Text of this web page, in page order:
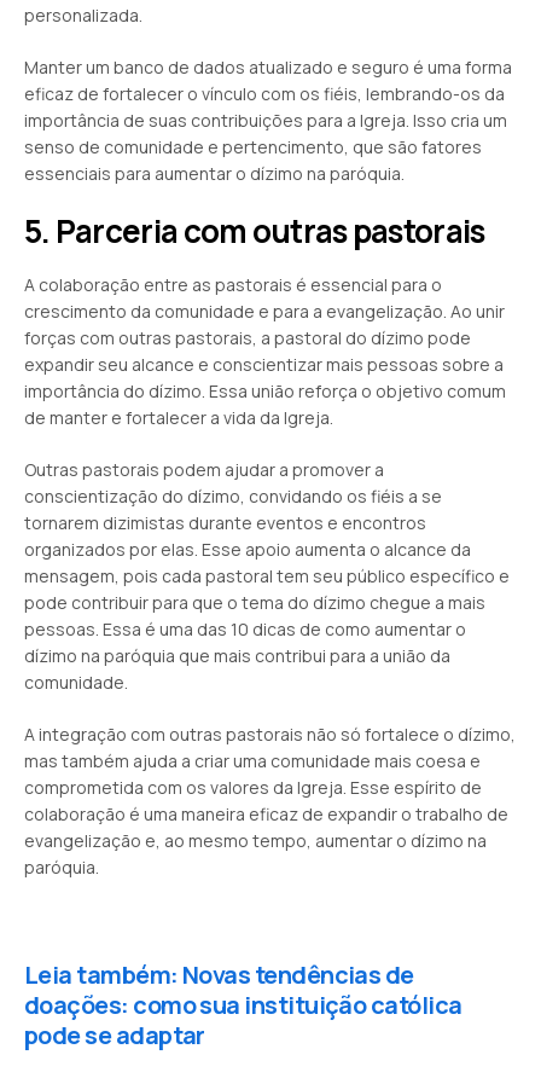
personalizada.
Manter um banco de dados atualizado e seguro é uma forma
eficaz de fortalecer o vínculo com os fiéis, lembrando-os da
importância de suas contribuições para a Igreja. Isso cria um
senso de comunidade e pertencimento, que são fatores
essenciais para aumentar o dízimo na paróquia.
5. Parceria com outras pastorais
A colaboração entre as pastorais é essencial para o
crescimento da comunidade e para a evangelização. Ao unir
forças com outras pastorais, a pastoral do dízimo pode
expandir seu alcance e conscientizar mais pessoas sobre a
importância do dízimo. Essa união reforça o objetivo comum
de manter e fortalecer a vida da Igreja.
Outras pastorais podem ajudar a promover a
conscientização do dízimo, convidando os fiéis a se
tornarem dizimistas durante eventos e encontros
organizados por elas. Esse apoio aumenta o alcance da
mensagem, pois cada pastoral tem seu público específico e
pode contribuir para que o tema do dízimo chegue a mais
pessoas. Essa é uma das 10 dicas de como aumentar o
dízimo na paróquia que mais contribui para a união da
comunidade.
A integração com outras pastorais não só fortalece o dízimo,
mas também ajuda a criar uma comunidade mais coesa e
comprometida com os valores da Igreja. Esse espírito de
colaboração é uma maneira eficaz de expandir o trabalho de
evangelização e, ao mesmo tempo, aumentar o dízimo na
paróquia.
Leia também: Novas tendências de
doações: como sua instituição católica
pode se adaptar